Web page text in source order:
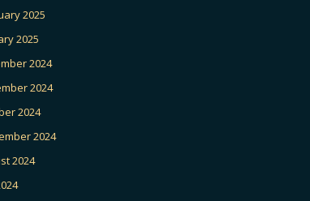
2025
2025
2024
2024
2024
2024
2024